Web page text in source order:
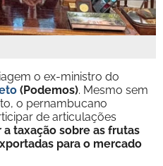
o ex-ministro do
(Podemos). Mesmo sem
o pernambucano
de articulações
a taxação sobre as frutas
para o mercado